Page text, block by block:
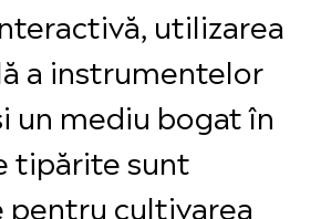
utilizarea
a instrumentelor
un mediu bogat în
tipărite sunt
pentru cultivarea